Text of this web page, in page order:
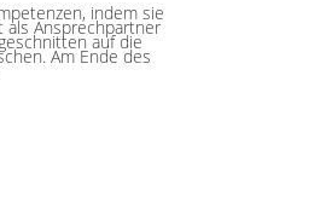
indem sie
als Ansprechpartner
auf die
Am Ende des